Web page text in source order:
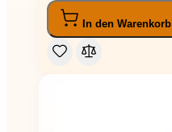
In den Warenkorb